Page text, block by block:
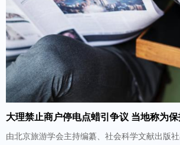
大理禁止商户停电点蜡引争议 当地称为保
由北京旅游学会主持编纂、社会科学文献出版